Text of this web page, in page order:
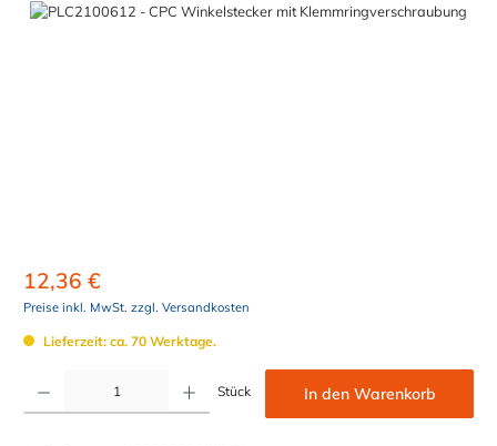
Bildergalerie überspringen
12,36 €
Preise inkl. MwSt. zzgl. Versandkosten
Lieferzeit: ca. 70 Werktage.
Produkt Anzahl: Gib den gewünschten Wert ein oder benutze die Schaltflächen um die Anzahl
Stück In den Warenkorb